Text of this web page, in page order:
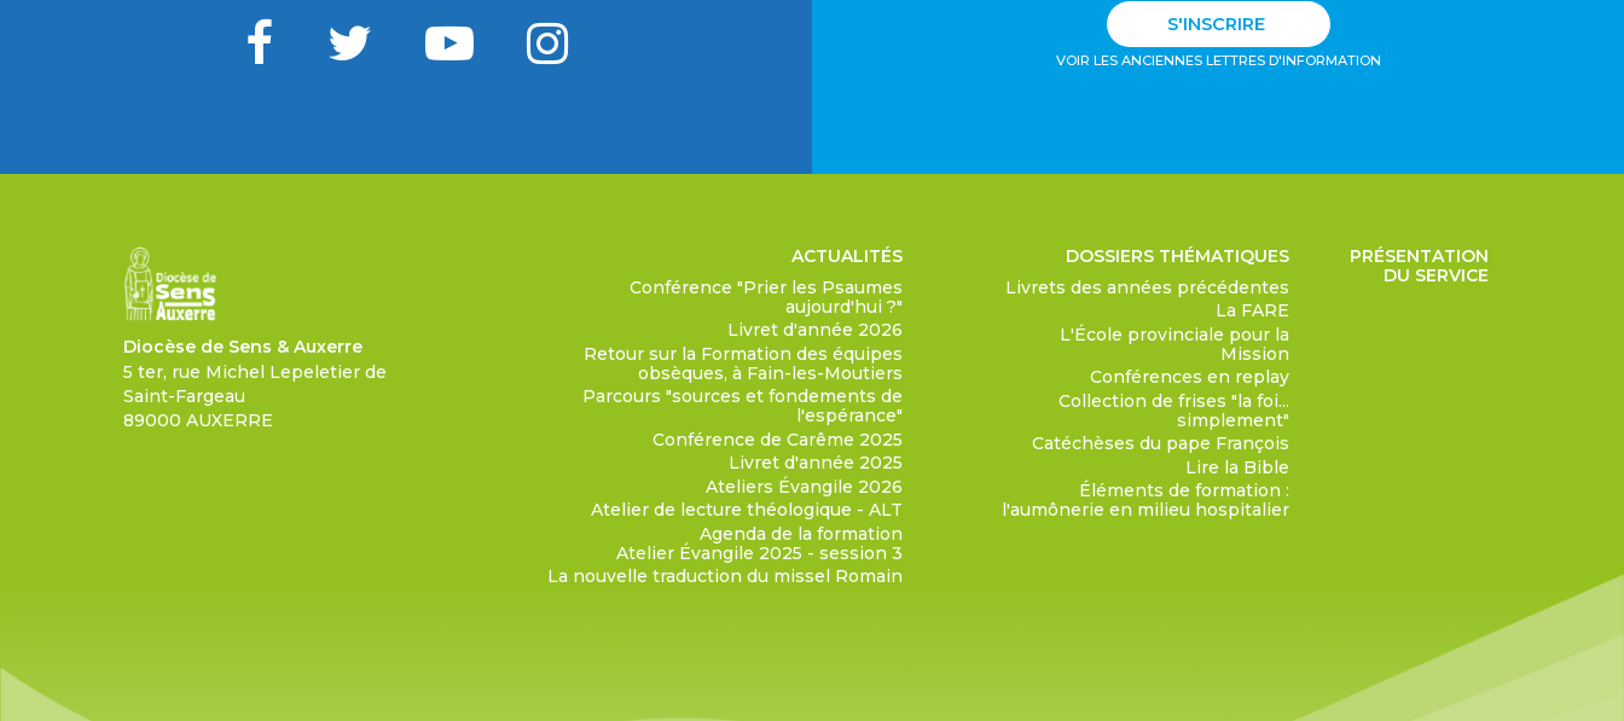
S'INSCRIRE
VOIR LES ANCIENNES LETTRES D'INFORMATION
Diocèse de Sens & Auxerre
5 ter, rue Michel Lepeletier de
Saint-Fargeau
89000 AUXERRE
ACTUALITÉS
Conférence "Prier les Psaumes
aujourd'hui ?"
Livret d'année 2026
Retour sur la Formation des équipes
obsèques, à Fain-les-Moutiers
Parcours "sources et fondements de
l'espérance"
Conférence de Carême 2025
Livret d'année 2025
Ateliers Évangile 2026
Atelier de lecture théologique - ALT
Agenda de la formation
Atelier Évangile 2025 - session 3
La nouvelle traduction du missel Romain
DOSSIERS THÉMATIQUES
Livrets des années précédentes
La FARE
L'École provinciale pour la
Mission
Conférences en replay
Collection de frises "la foi...
simplement"
Catéchèses du pape François
Lire la Bible
Éléments de formation :
l'aumônerie en milieu hospitalier
PRÉSENTATION
DU SERVICE